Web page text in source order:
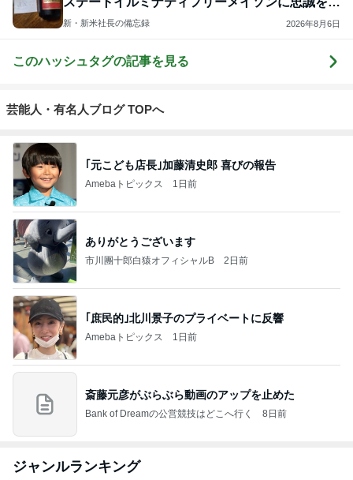
う！！！
新・新米社長の備忘録 2026年8月6日
このハッシュタグの記事を見る
芸能人・有名人ブログ TOPへ
｢元こども店長｣加藤清史郎 喜びの報告
Amebaトピックス 1日前
ありがとうございます
市川團十郎白猿オフィシャルB 2日前
｢庶民的｣北川景子のプライベートに反響
Amebaトピックス 1日前
斎藤元彦がぶらぶら動画のアップを止めた
Bank of Dreamの公営競技はどこへ行く 8日前
ジャンルランキング